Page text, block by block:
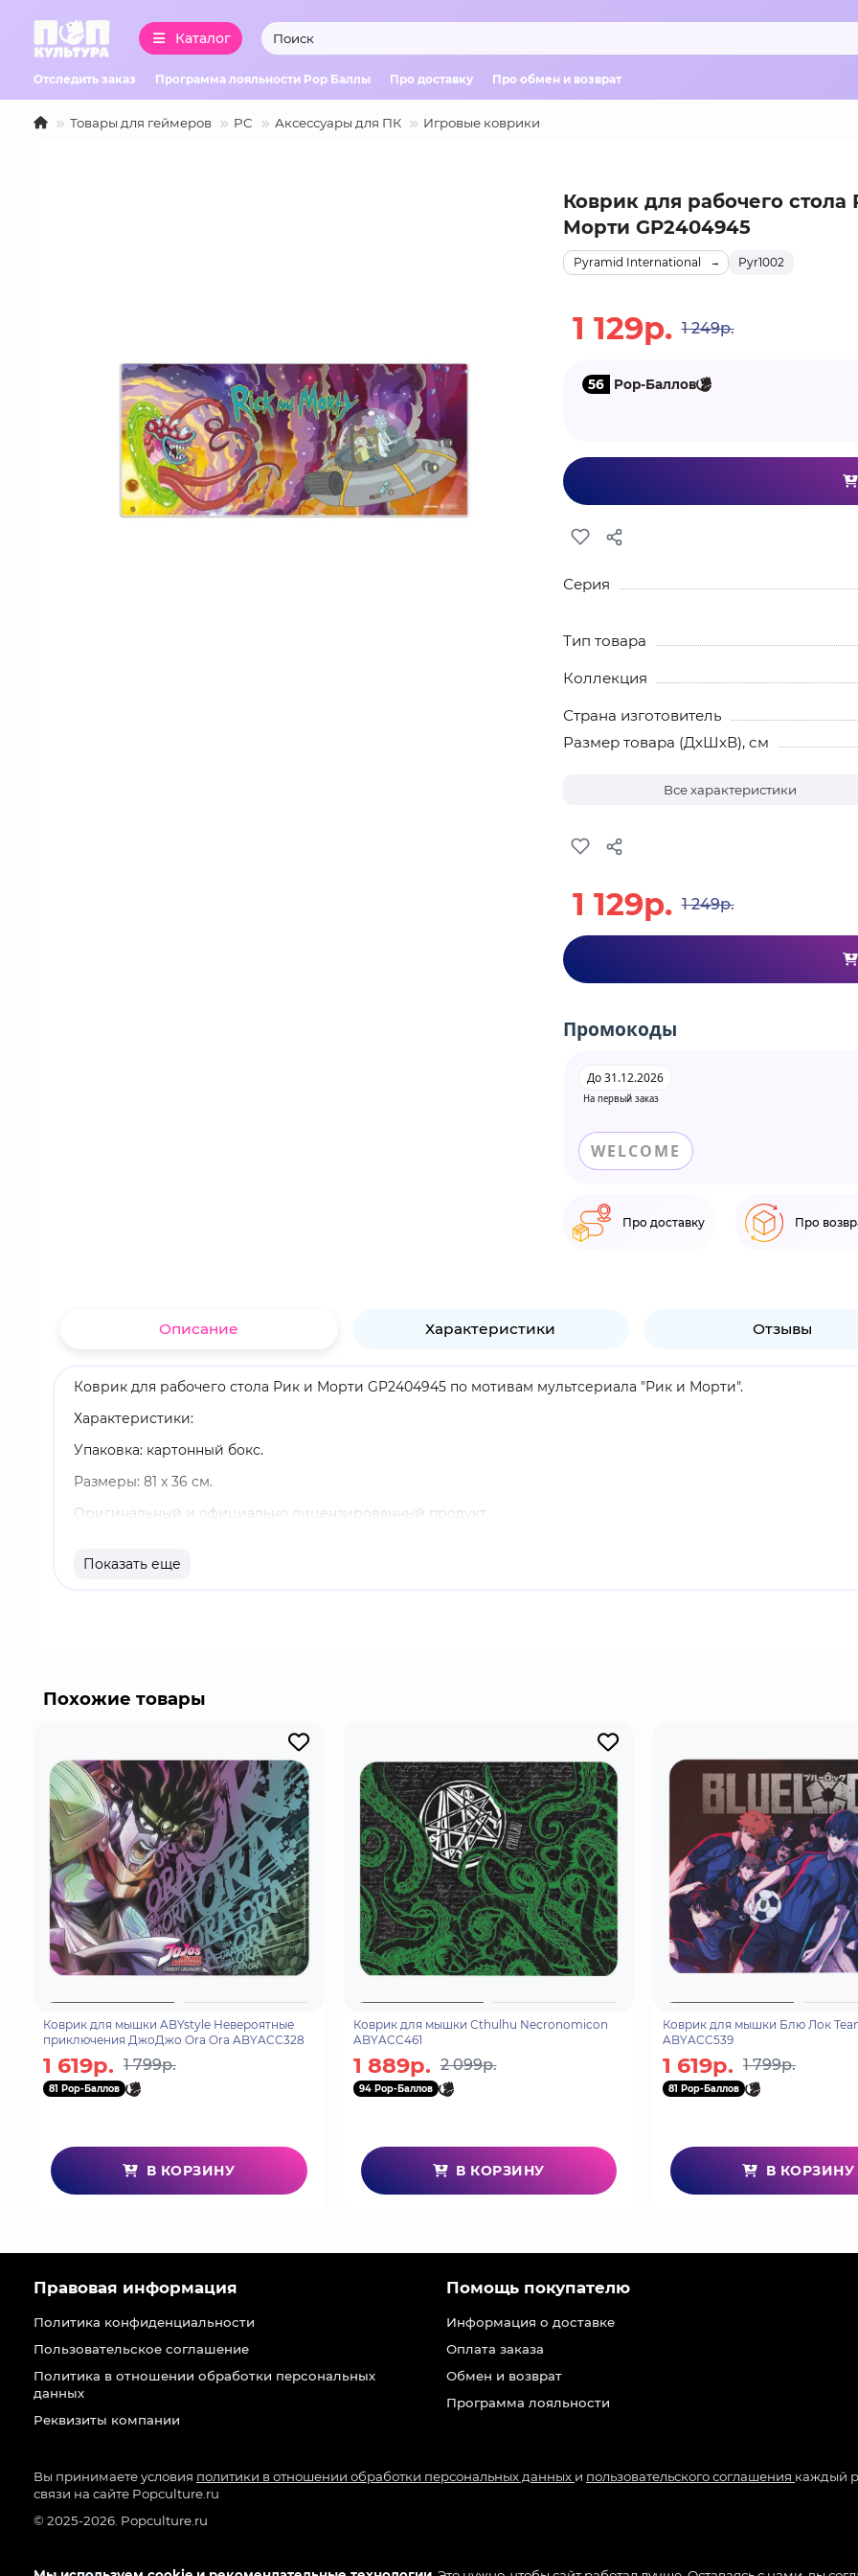
Каталог
Отследить заказ Программа лояльности Pop Баллы Про доставку Про обмен и возврат
Товары для геймеров PC Аксессуары для ПК Игровые коврики
Коврик для рабочего стола
Морти GP2404945
Pyr1002
Pyramid International
1 129р. 1 249р.
56 Pop-Баллов
Серия
Тип товара
Коллекция
Страна изготовитель
Размер товара (ДхШхВ), см
Все характеристики
1 129р. 1 249р.
Промокоды
На первый заказ
До 31.12.2026
WELCOME
Про доставку Про
Описание Характеристики Отзывы
Коврик для рабочего стола Рик и Морти GP2404945 по мотивам мультсериала "Рик и Морти".
Характеристики:
Упаковка: картонный бокс.
Размеры: 81 х 36 см.
Оригинальный и официально лицензированный продукт.
В центре сюжета - школьник по имени Морти и его дедушка Рик. Морти - самый обычный мальчик, который
Показать еще
Похожие товары
Коврик для мышки ABYstyle Невероятные
приключения ДжоДжо Ora Ora ABYACC328
1 619р. 1 799р.
81 Pop-Баллов
В КОРЗИНУ
Коврик для мышки Cthulhu Necronomicon
ABYACC461
1 889р. 2 099р.
94 Pop-Баллов
В КОРЗИНУ
Коврик для мышки Блю Лок
ABYACC539
1 619р. 1 799р.
81 Pop-Баллов
В КОРЗИНУ
Правовая информация
Политика конфиденциальности
Пользовательское соглашение
Политика в отношении обработки персональных
данных
Реквизиты компании
Помощь покупателю
Информация о доставке
Оплата заказа
Обмен и возврат
Программа лояльности
Вы принимаете условия политики в отношении обработки персональных данных и пользовательского соглашения каждый
связи на сайте Popculture.ru
© 2025-2026. Popculture.ru